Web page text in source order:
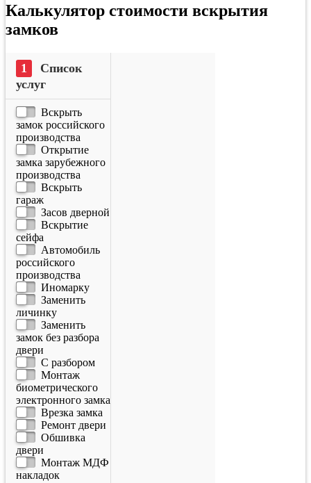
Калькулятор стоимости вскрытия
замков
Список
услуг
Вскрыть
замок российского
производства
Открытие
замка зарубежного
производства
Вскрыть
гараж
Засов дверной
Вскрытие
сейфа
Автомобиль
российского
производства
Иномарку
Заменить
личинку
Заменить
замок без разбора
двери
С разбором
Монтаж
биометрического
электронного замка
Врезка замка
Ремонт двери
Обшивка
двери
Монтаж МДФ
накладок